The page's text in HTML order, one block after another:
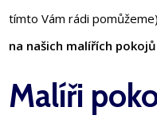
tímto Vám rádi
na našich malířích
Malíři